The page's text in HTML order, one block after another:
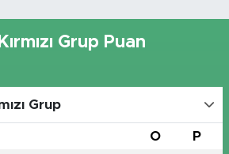
Grup Puan
Grup
O P